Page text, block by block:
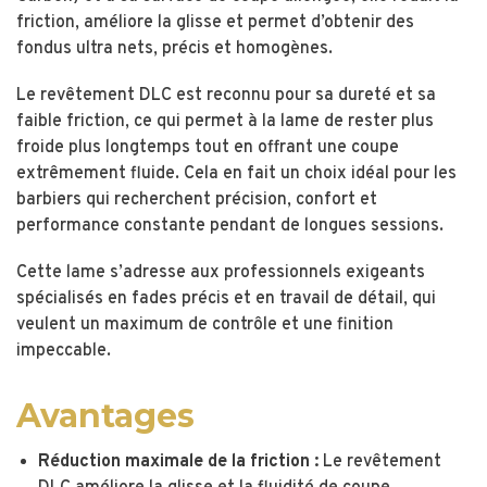
friction, améliore la glisse et permet d’obtenir des
fondus ultra nets, précis et homogènes.
Le revêtement DLC est reconnu pour sa dureté et sa
faible friction, ce qui permet à la lame de rester plus
froide plus longtemps tout en offrant une coupe
extrêmement fluide. Cela en fait un choix idéal pour les
barbiers qui recherchent précision, confort et
performance constante pendant de longues sessions.
Cette lame s’adresse aux professionnels exigeants
spécialisés en fades précis et en travail de détail, qui
veulent un maximum de contrôle et une finition
impeccable.
Avantages
Réduction maximale de la friction : Le revêtement